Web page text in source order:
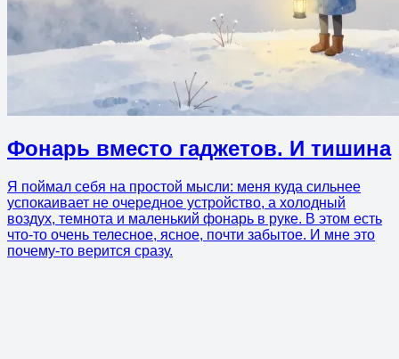
Фонарь вместо гаджетов. И тишина
Я поймал себя на простой мысли: меня куда сильнее
успокаивает не очередное устройство, а холодный
воздух, темнота и маленький фонарь в руке. В этом есть
что-то очень телесное, ясное, почти забытое. И мне это
почему-то верится сразу.